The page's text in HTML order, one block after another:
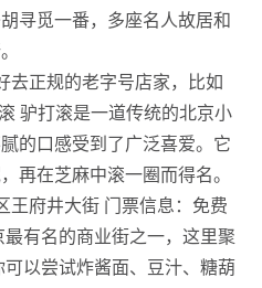
寻觅一番，多座名人故居和
去正规的老字号店家，比如
驴打滚是一道传统的北京小
的口感受到了广泛喜爱。它
再在芝麻中滚一圈而得名。
王府井大街 门票信息：免费
有名的商业街之一，这里聚
以尝试炸酱面、豆汁、糖葫